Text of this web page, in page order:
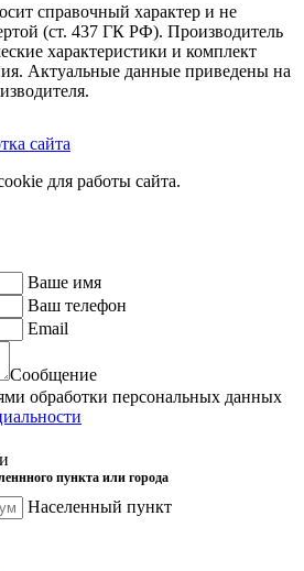
справочный характер и не
(ст. 437 ГК РФ). Производитель
характеристики и комплект
Актуальные данные приведены на
сайта
для работы сайта.
Ваше имя
Ваш телефон
Email
Сообщение
обработки персональных данных
пункта или города
Населенный пункт